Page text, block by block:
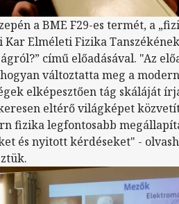
a BME F29-es termét, a
Kar Elméleti Fizika
című előadásával. "Az
változtatta meg a
elképesztően tág skáláját
eltérő világképet
fizika legfontosabb
és nyitott kérdéseket" -